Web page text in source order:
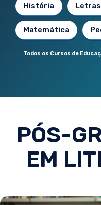
História Letras
Matemática
Todos os Cursos de
PÓS-
EM